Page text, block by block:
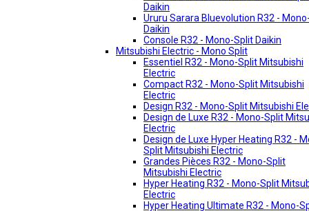
Daikin
Ururu Sarara Bluevolution R32 -
Daikin
Console R32 - Mono-Split Daikin
Mitsubishi Electric - Mono Split
Essentiel R32 - Mono-Split Mitsubishi
Electric
Compact R32 - Mono-Split Mitsubishi
Electric
Design R32 - Mono-Split Mitsubishi
Design de Luxe R32 - Mono-Split
Electric
Design de Luxe Hyper Heating R32 -
Split Mitsubishi Electric
Grandes Pièces R32 - Mono-Split
Mitsubishi Electric
Hyper Heating R32 - Mono-Split
Electric
Hyper Heating Ultimate R32 - Mono-